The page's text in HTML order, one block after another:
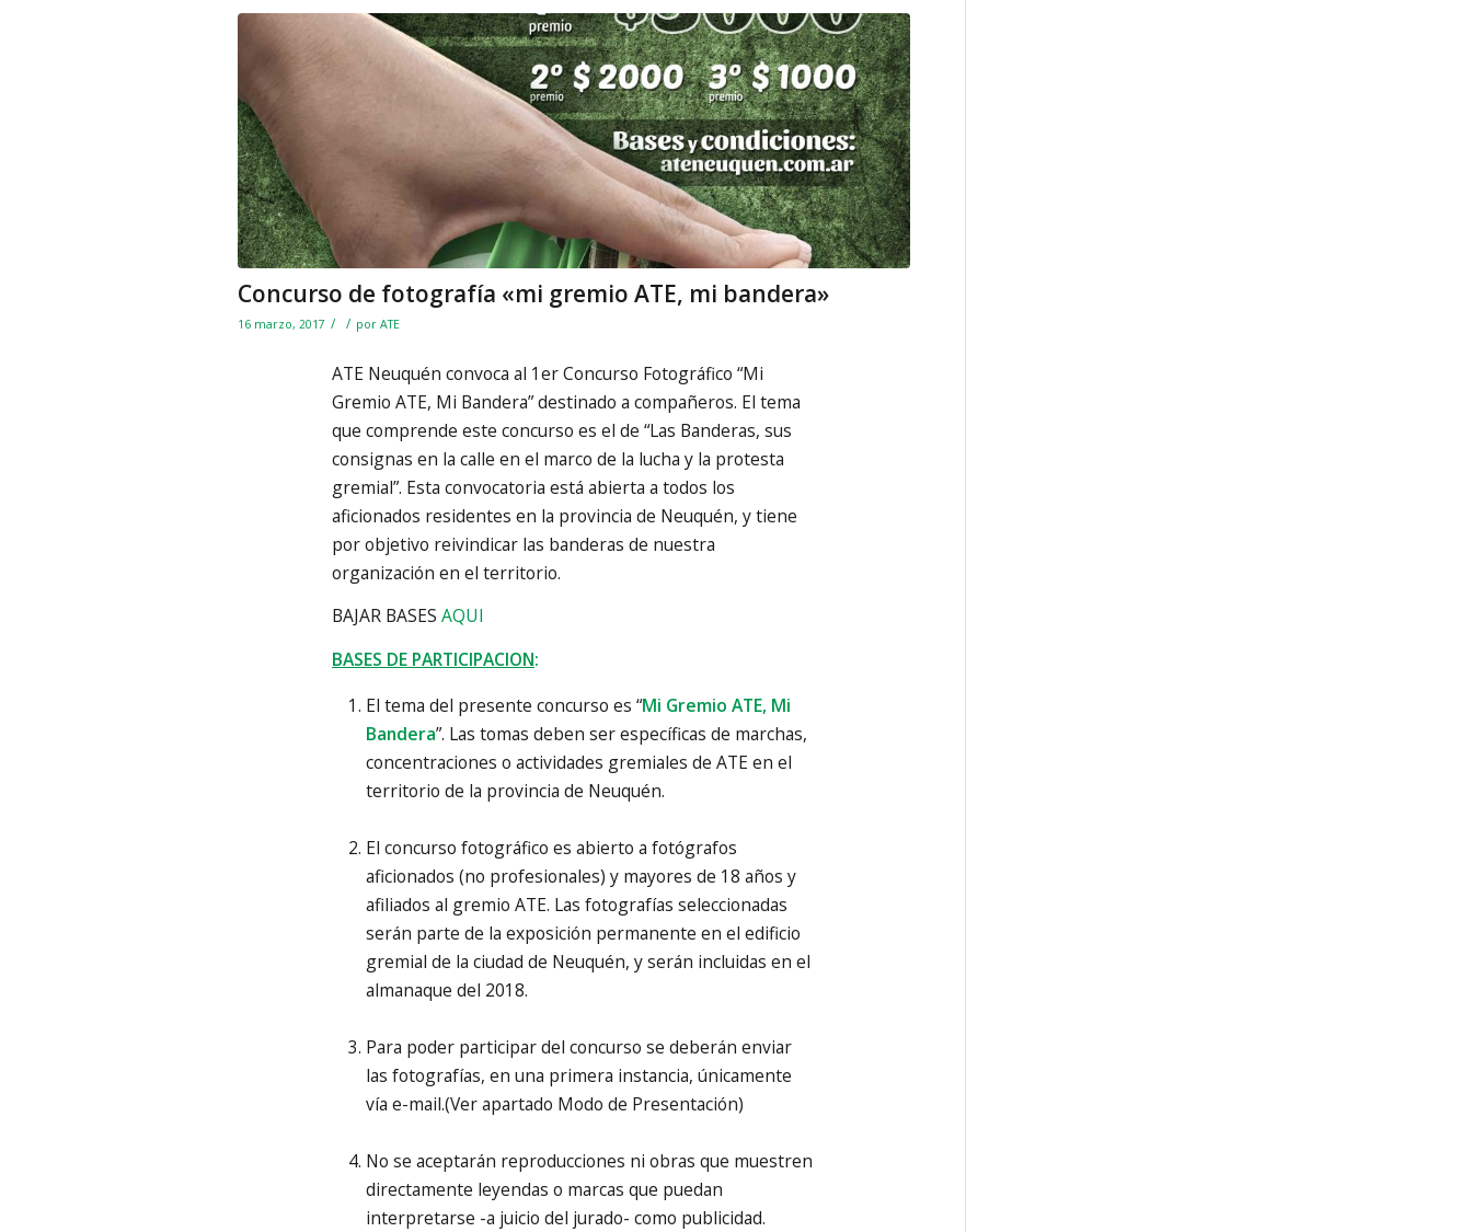
Concurso de fotografía «mi gremio ATE, mi bandera»
16 marzo, 2017 / / por ATE
ATE Neuquén convoca al 1er Concurso Fotográfico “Mi
Gremio ATE, Mi Bandera” destinado a compañeros. El tema
que comprende este concurso es el de “Las Banderas, sus
consignas en la calle en el marco de la lucha y la protesta
gremial”. Esta convocatoria está abierta a todos los
aficionados residentes en la provincia de Neuquén, y tiene
por objetivo reivindicar las banderas de nuestra
organización en el territorio.
BAJAR BASES AQUI
BASES DE PARTICIPACION:
El tema del presente concurso es “Mi Gremio ATE, Mi
Bandera”. Las tomas deben ser específicas de marchas,
concentraciones o actividades gremiales de ATE en el
territorio de la provincia de Neuquén.
El concurso fotográfico es abierto a fotógrafos
aficionados (no profesionales) y mayores de 18 años y
afiliados al gremio ATE. Las fotografías seleccionadas
serán parte de la exposición permanente en el edificio
gremial de la ciudad de Neuquén, y serán incluidas en el
almanaque del 2018.
Para poder participar del concurso se deberán enviar
las fotografías, en una primera instancia, únicamente
vía e-mail.(Ver apartado Modo de Presentación)
No se aceptarán reproducciones ni obras que muestren
directamente leyendas o marcas que puedan
interpretarse -a juicio del jurado- como publicidad.